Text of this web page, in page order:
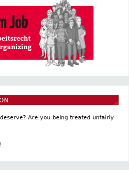
Are you being treated unfairly